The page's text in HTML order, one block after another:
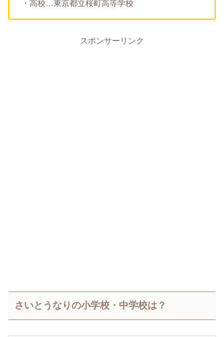
・高校…東京都立桜町高等学校
スポンサーリンク
さいとうなりの小学校・中学校は？